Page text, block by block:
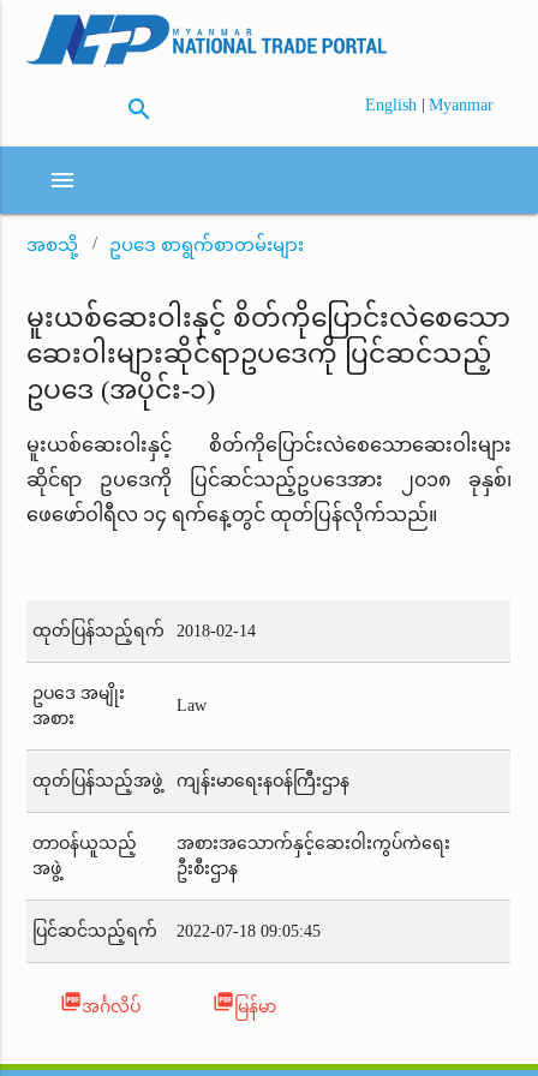
search English | Myanmar
menu
အစသို့ ဥပဒေ စာရွက်စာတမ်းများ
မူးယစ်ဆေးဝါးနှင့် စိတ်ကိုပြောင်းလဲစေသော
ဆေးဝါးများဆိုင်ရာဥပဒေကို ပြင်ဆင်သည့်
ဥပဒေ (အပိုင်း-၁)
မူးယစ်ဆေးဝါးနှင့် စိတ်ကိုပြောင်းလဲစေသောဆေးဝါးများ
ဆိုင်ရာ ဥပဒေကို ပြင်ဆင်သည့်ဥပဒေအား ၂၀၁၈ ခုနှစ်၊
ဖေဖော်ဝါရီလ ၁၄ ရက်နေ့တွင် ထုတ်ပြန်လိုက်သည်။
ထုတ်ပြန်သည့်ရက် 2018-02-14
ဥပဒေ အမျိုး
အစား
Law
ထုတ်ပြန်သည့်အဖွဲ့ ကျန်းမာရေးနဝန်ကြီးဌာန
တာဝန်ယူသည့်
အဖွဲ့
အစားအသောက်နှင့်ဆေးဝါးကွပ်ကဲရေး
ဦးစီးဌာန
ပြင်ဆင်သည့်ရက် 2022-07-18 09:05:45
picture_as_pdfအင်္ဂလိပ် picture_as_pdf မြန်မာ